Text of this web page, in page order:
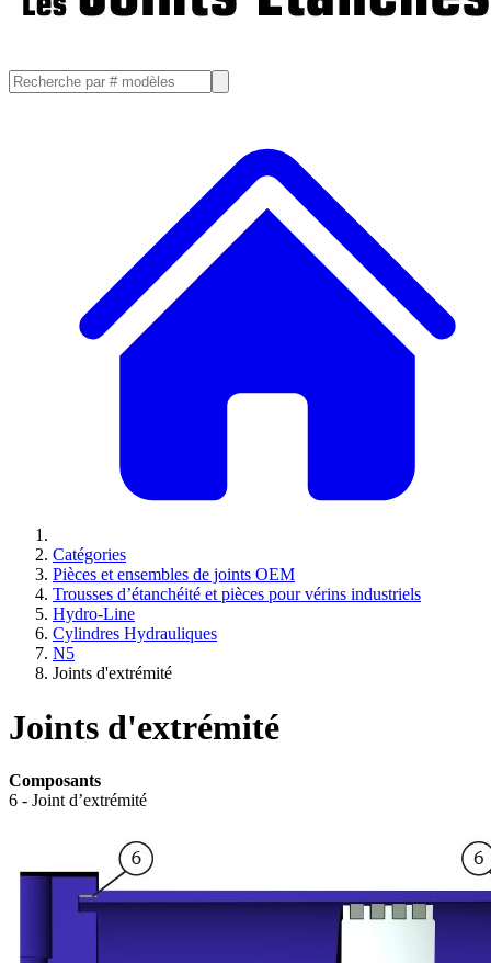
Catégories
Pièces et ensembles de joints OEM
Trousses d’étanchéité et pièces pour vérins industriels
Hydro-Line
Cylindres Hydrauliques
N5
Joints d'extrémité
Joints d'extrémité
Composants
6 - Joint d’extrémité